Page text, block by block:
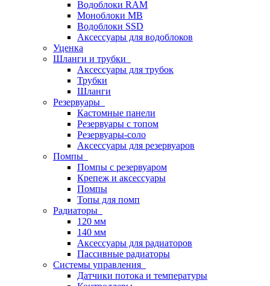
Водоблоки RAM
Моноблоки MB
Водоблоки SSD
Аксессуары для водоблоков
Уценка
Шланги и трубки
Аксессуары для трубок
Трубки
Шланги
Резервуары
Кастомные панели
Резервуары с топом
Резервуары-соло
Аксессуары для резервуаров
Помпы
Помпы с резервуаром
Крепеж и аксессуары
Помпы
Топы для помп
Радиаторы
120 мм
140 мм
Аксессуары для радиаторов
Пассивные радиаторы
Системы управления
Датчики потока и температуры